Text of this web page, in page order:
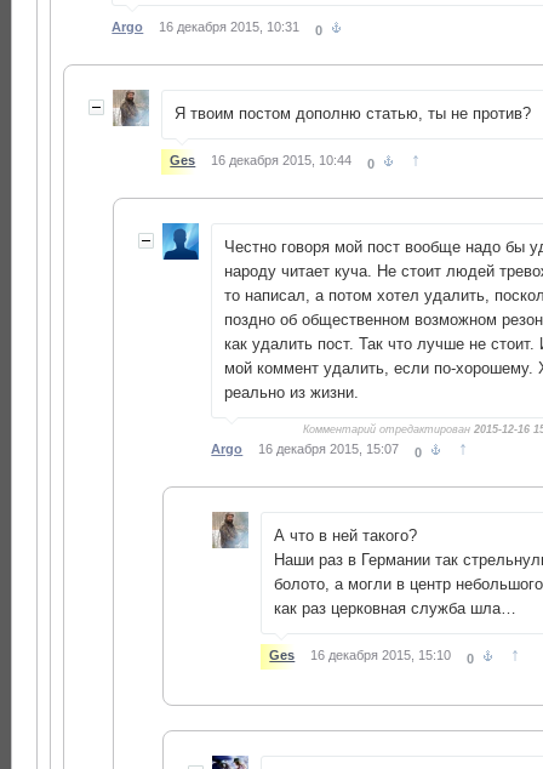
Argo 16 декабря 2015, 10:31 0
Я твоим постом дополню статью, ты не против?
Ges 16 декабря 2015, 10:44 0 ↑
Честно говоря мой пост вообще надо бы
народу читает куча. Не стоит людей
то написал, а потом хотел удалить,
поздно об общественном возможном
как удалить пост. Так что лучше не
мой коммент удалить, если по-хорошему.
реально из жизни.
Комментарий отредактирован2015-12-16
Argo 16 декабря 2015, 15:07 0 ↑
А что в ней такого?
Наши раз в Германии так
болото, а могли в центр
как раз церковная служба шла…
Ges 16 декабря 2015, 15:10 0 ↑